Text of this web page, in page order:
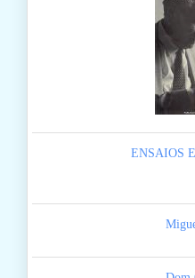
ENSAIOS